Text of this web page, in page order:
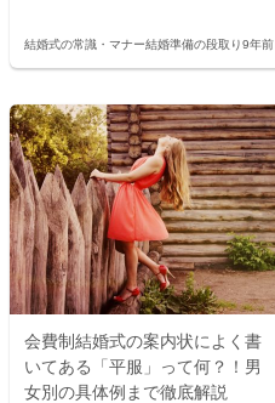
結婚式の常識・マナー結婚準備の段取り9年前
会費制結婚式の案内状によく書
いてある「平服」って何？！男
女別の具体例まで徹底解説